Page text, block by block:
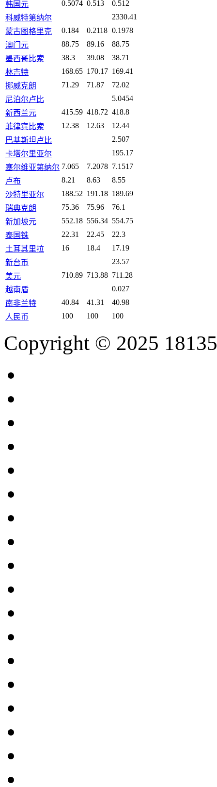
韩国元 0.5074 0.513
0.512
科威特第纳尔
2330.41
蒙古图格里克
0.184 0.2118 0.1978
澳门元
88.75 89.16
88.75
墨西哥比索
38.3 39.08
38.71
林吉特
168.65 170.17 169.41
挪威克朗
71.29 71.87
72.02
尼泊尔卢比
5.0454
新西兰元
415.59 418.72 418.8
菲律宾比索
12.38 12.63
12.44
巴基斯坦卢比
2.507
卡塔尔里亚尔
195.17
塞尔维亚第纳尔 7.065 7.2078 7.1517
卢布
8.21 8.63
8.55
沙特里亚尔
188.52 191.18 189.69
瑞典克朗
75.36 75.96
76.1
新加坡元
552.18 556.34 554.75
泰国铢
22.31 22.45
22.3
土耳其里拉
16 18.4
17.19
新台币
23.57
美元
710.89 713.88 711.28
越南盾
0.027
南非兰特
40.84 41.31
40.98
人民币
100 100 100
Copyright © 2025